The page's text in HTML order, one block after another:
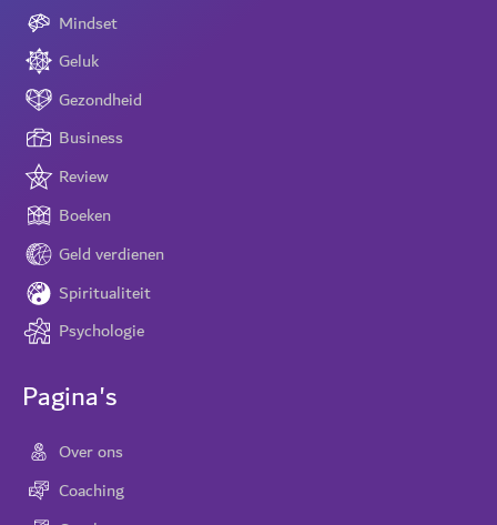
Mindset
Geluk
Gezondheid
Business
Review
Boeken
Geld verdienen
Spiritualiteit
Psychologie
Pagina's
Over ons
Coaching